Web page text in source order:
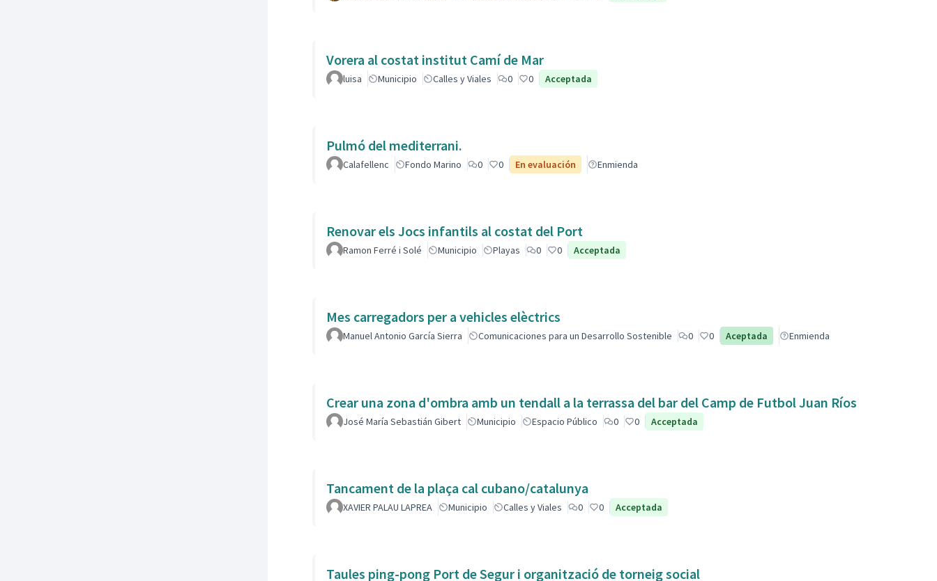
Vorera al costat institut Camí de Mar
luisa Municipio Calles y Viales 0 0 Acceptada
Pulmó del mediterrani.
Calafellenc Fondo Marino 0 0 En evaluación Enmienda
Renovar els Jocs infantils al costat del Port
Ramon Ferré i Solé Municipio Playas 0 0 Acceptada
Mes carregadors per a vehicles elèctrics
Manuel Antonio García Sierra Comunicaciones para un Desarrollo Sostenible 0 0 Aceptada Enmienda
Crear una zona d'ombra amb un tendall a la terrassa del bar del Camp de Futbol Juan Ríos
José María Sebastián Gibert Municipio Espacio Público 0 0 Acceptada
Tancament de la plaça cal cubano/catalunya
XAVIER PALAU LAPREA Municipio Calles y Viales 0 0 Acceptada
Taules ping-pong Port de Segur i organització de torneig social